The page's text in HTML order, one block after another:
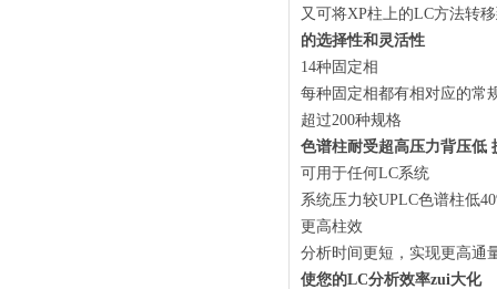
又可将XP柱上的LC方法转
的选择性和灵活性
14种固定相
每种固定相都有相对应的常
超过200种规格
色谱柱耐受超高压力背压低
可用于任何LC系统
系统压力较UPLC色谱柱低
更高柱效
分析时间更短，实现更高通
使您的LC分析效率zui大化